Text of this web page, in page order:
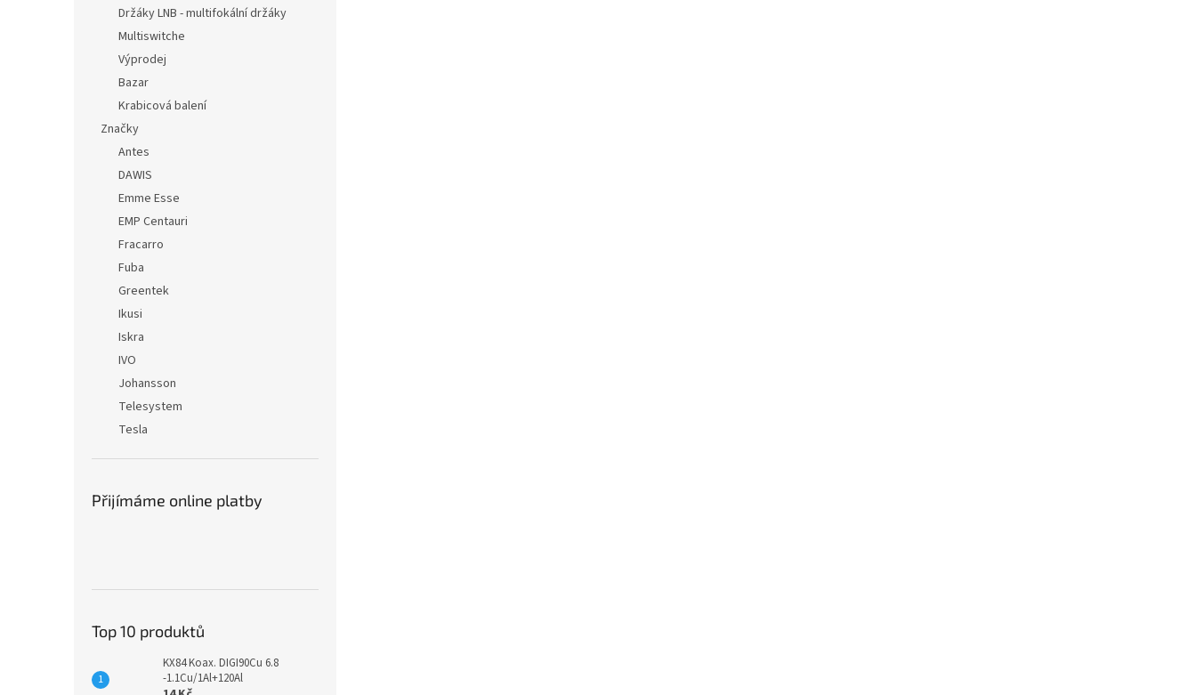
Držáky LNB - multifokální držáky
Multiswitche
Výprodej
Bazar
Krabicová balení
Značky
Antes
DAWIS
Emme Esse
EMP Centauri
Fracarro
Fuba
Greentek
Ikusi
Iskra
IVO
Johansson
Telesystem
Tesla
Přijímáme online platby
Top 10 produktů
KX84 Koax. DIGI90Cu 6.8
-1.1Cu/1Al+120Al